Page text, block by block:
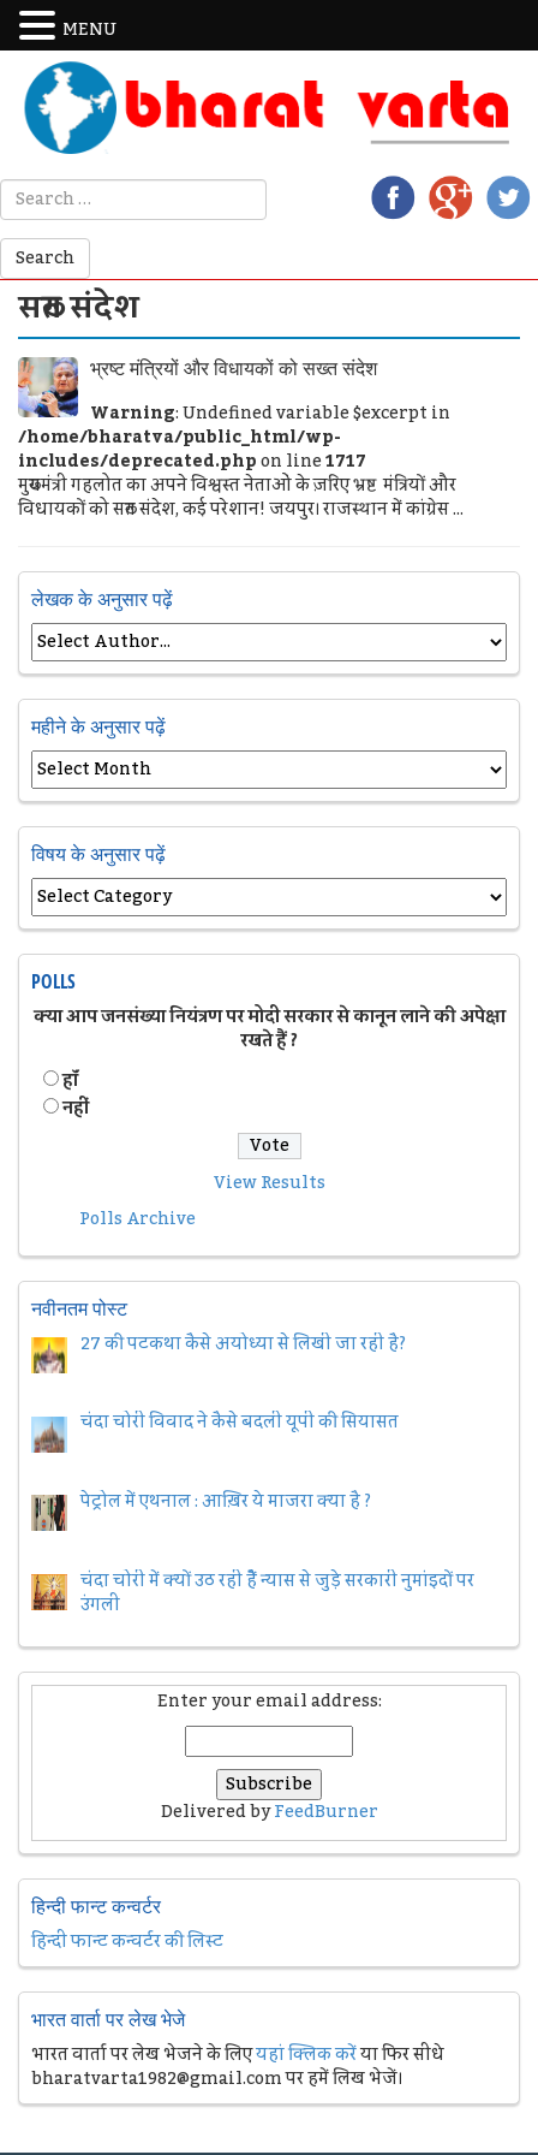
सख्त संदेश
भ्रष्ट मंत्रियों और विधायकों को सख्त संदेश
Warning: Undefined variable $excerpt in
/home/bharatva/public_html/wp-
includes/deprecated.phpon line1717
मुख्यमंत्री गहलोत का अपने विश्वस्त नेताओं के ज़रिए भ्रष्ट मंत्रियों और
विधायकों को सख्त संदेश, कई परेशान! जयपुर। राजस्थान में कांग्रेस ...
लेखक के अनुसार पढ़ें
महीने के अनुसार पढ़ें
विषय के अनुसार पढ़ें
POLLS
क्या आप जनसंख्या नियंत्रण पर मोदी सरकार से कानून लाने की अपेक्षा
रखते हैं ?
हॉं
नहीं
View Results
Polls Archive
नवीनतम पोस्ट
27 की पटकथा कैसे अयोध्या से लिखी जा रही है?
चंदा चोरी विवाद ने कैसे बदली यूपी की सियासत
पेट्रोल में एथनाल : आख़िर ये माजरा क्या है ?
चंदा चोरी में क्यों उठ रही हैैं न्यास से जुड़े सरकारी नुमांइदों पर
उंगली
Enter your email address:
Delivered byFeedBurner
हिन्दी फान्ट कन्वर्टर
हिन्दी फान्ट कन्वर्टर की लिस्ट
भारत वार्ता पर लेख भेजे
भारत वार्ता पर लेख भेजने के लिएयहां क्लिक करेंया फिर सीधे
bharatvarta1982@gmail.com पर हमें लिख भेजें।
MENU